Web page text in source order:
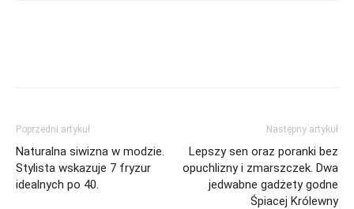
Poprzedni artykuł
Naturalna siwizna w modzie.
Stylista wskazuje 7 fryzur
idealnych po 40.
Następny artykuł
Lepszy sen oraz poranki bez
opuchlizny i zmarszczek. Dwa
jedwabne gadżety godne
Śpiacej Królewny